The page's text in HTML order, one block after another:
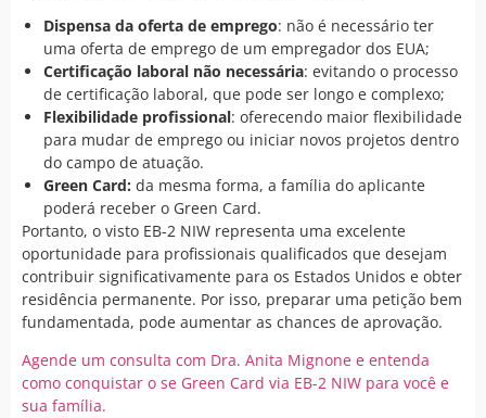
Dispensa da oferta de emprego: não é necessário ter
uma oferta de emprego de um empregador dos EUA;
Certificação laboral não necessária: evitando o processo
de certificação laboral, que pode ser longo e complexo;
Flexibilidade profissional: oferecendo maior flexibilidade
para mudar de emprego ou iniciar novos projetos dentro
do campo de atuação.
Green Card: da mesma forma, a família do aplicante
poderá receber o Green Card.
Portanto, o visto EB-2 NIW representa uma excelente
oportunidade para profissionais qualificados que desejam
contribuir significativamente para os Estados Unidos e obter
residência permanente. Por isso, preparar uma petição bem
fundamentada, pode aumentar as chances de aprovação.
Agende um consulta com Dra. Anita Mignone e entenda
como conquistar o se Green Card via EB-2 NIW para você e
sua família.